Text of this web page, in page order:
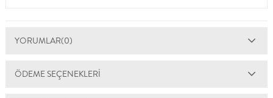
YORUMLAR(0)
ÖDEME SEÇENEKLERI